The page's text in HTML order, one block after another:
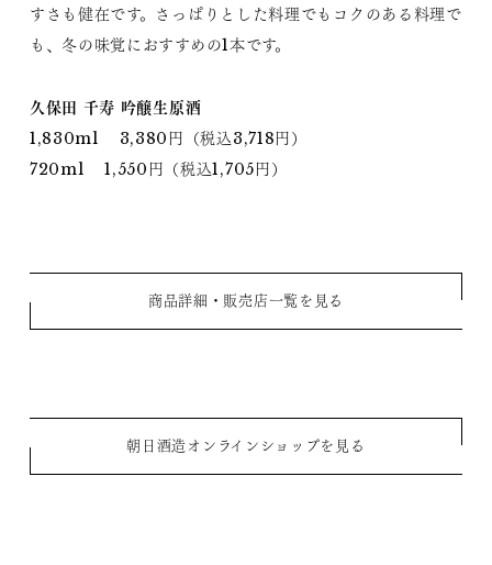
すさも健在です。さっぱりとした料理でもコクのある料理で
も、冬の味覚におすすめの1本です。
久保田 千寿 吟醸生原酒
1,830ml 3,380円（税込3,718円）
720ml 1,550円（税込1,705円）
商品詳細・販売店一覧を見る
朝日酒造オンラインショップを見る